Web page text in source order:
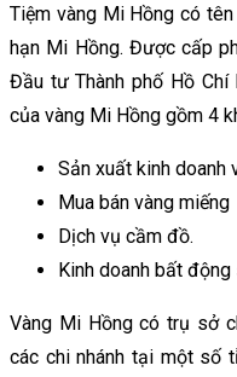
Tiệm vàng Mi Hồng có
hạn Mi Hồng. Được cấp
Đầu tư Thành phố Hồ Chí
của vàng Mi Hồng gồm 4
Sản xuất kinh doanh
Mua bán vàng miếng
Dịch vụ cầm đồ.
Kinh doanh bất động
Vàng Mi Hồng có trụ sở
các chi nhánh tại một số